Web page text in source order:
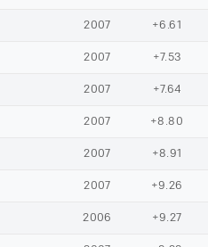
2007 +6.61
2007 +7.53
2007 +7.64
2007 +8.80
2007 +8.91
2007 +9.26
2006 +9.27